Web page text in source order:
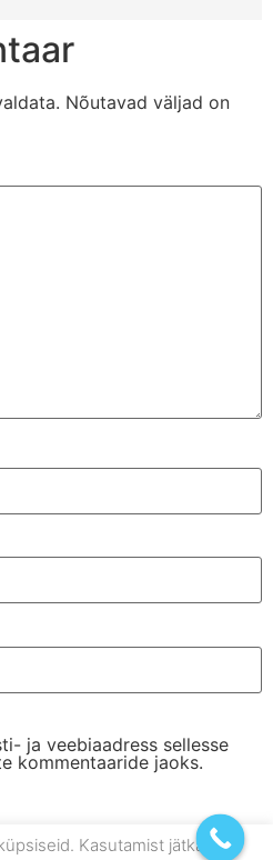
Nõutavad väljad on
ja veebiaadress sellesse
kommentaaride jaoks.